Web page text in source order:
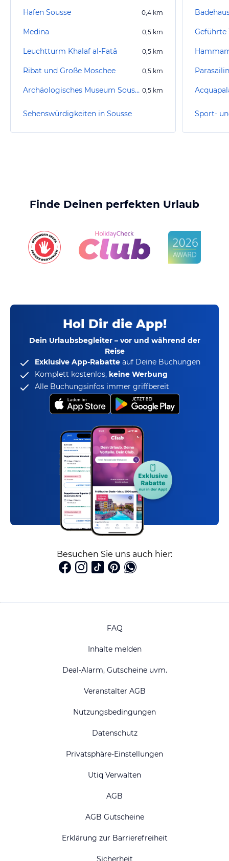
Hafen Sousse 0,4 km
Medina 0,5 km
Leuchtturm Khalaf al-Fatâ 0,5 km
Ribat und Große Moschee 0,5 km
Archäologisches Museum Sousse 0,5 km
Sehenswürdigkeiten in Sousse
Geführte
Sport-
Finde Deinen perfekten Urlaub
Hol Dir die App!
Dein Urlaubsbegleiter – vor und während der
Reise
Exklusive App-Rabatte auf Deine Buchungen
Komplett kostenlos, keine Werbung
Alle Buchungsinfos immer griffbereit
Besuchen Sie uns auch hier:
FAQ
Inhalte melden
Deal-Alarm, Gutscheine uvm.
Veranstalter AGB
Nutzungsbedingungen
Datenschutz
Privatsphäre-Einstellungen
Utiq Verwalten
AGB
AGB Gutscheine
Erklärung zur Barrierefreiheit
Sicherheit